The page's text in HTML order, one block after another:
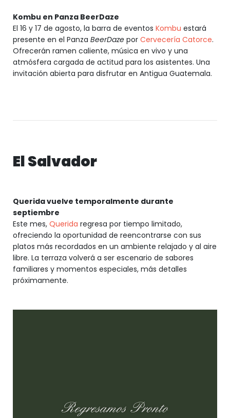
Kombu en Panza BeerDaze
El 16 y 17 de agosto, la barra de eventos Kombu estará
presente en el Panza BeerDaze por Cervecería Catorce.
Ofrecerán ramen caliente, música en vivo y una
atmósfera cargada de actitud para los asistentes. Una
invitación abierta para disfrutar en Antigua Guatemala.
El Salvador
Querida vuelve temporalmente durante
septiembre
Este mes, Querida regresa por tiempo limitado,
ofreciendo la oportunidad de reencontrarse con sus
platos más recordados en un ambiente relajado y al aire
libre. La terraza volverá a ser escenario de sabores
familiares y momentos especiales, más detalles
próximamente.